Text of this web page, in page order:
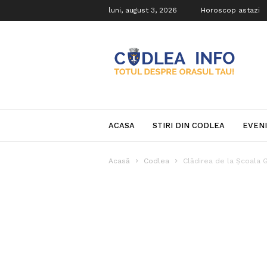
luni, august 3, 2026 Horoscop astazi
Info
ACASA STIRI DIN CODLEA
Acasă Codlea Clădirea de la Școala